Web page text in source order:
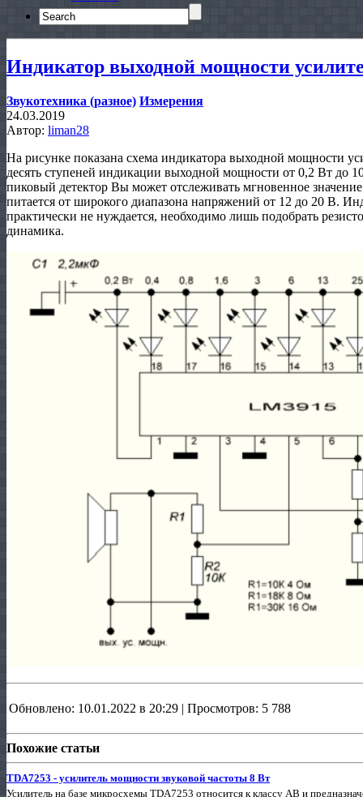
Search
for:
Индикатор выходной мощности
Звукотехника (разное) Измерения
24.03.2019
Автор: liman28
На рисунке показана схема индикатора выходной мощности
десять ступеней индикации выходной мощности от 0,2 Вт до
пиковый детектор Вы может отслеживать мгновенное
питается от широкого диапазона напряжений от 12 до 20 В.
практически не нуждается, необходимо лишь подобрать
динамика.
Обновлено: 10.01.2022 в 20:29 | Просмотров: 5 788
Похожие статьи
TDA7253 - усилитель мощности звуковой частоты 8 Вт
Усилитель на базе микросхемы TDA7253 относится к классу АВ и